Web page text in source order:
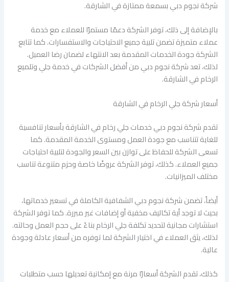
شركة نجوم دبي بسمعة ممتازة في الشارقة.
بالإضافة إلى ذلك، توفر الشركة دعمًا مستمرًا للعملاء مع خدمة
عملاء متميزة تضمن تلبية جميع الاحتياجات والاستفسارات. كما تتابع
الشركة جودة الخدمات المقدمة بعد الانتهاء لضمان رضا العميل.
لذلك، تعد شركة نجوم دبي من أفضل الشركات في خدمة جلي وتلميع
الرخام في الشارقة.
أسعار شركة جلي الرخام في الشارقة
تقدم شركة نجوم دبي خدمات جلي رخام في الشارقة بأسعار تنافسية
للغاية تتناسب مع جودة العمل ومستوى الخدمة المقدمة. كما
تسعى الشركة للحفاظ على توازن بين السعر والجودة لتلبية احتياجات
جميع العملاء. كذلك، توفر الشركة عروضًا خاصة وحزم متنوعة تناسب
مختلف الميزانيات.
أيضاً، تضمن شركة نجوم دبي الشفافية الكاملة في تسعير خدماتها،
بحيث لا توجد أية تكاليف مخفية أو إضافات غير مبررة. كما توفر الشركة
استشارات مجانية لتحديد تكلفة جلي الرخام بناءً على حجم العمل وحالته.
لذلك، يثق العملاء في اختيار الشركة لما توفره من أسعار عادلة وجودة
عالية.
كذلك، تقدم الشركة أسعارًا مرنة مع إمكانية تعديلها حسب متطلبات